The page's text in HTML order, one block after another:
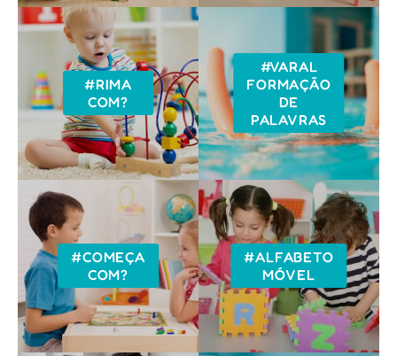
#RIMA
COM?
#VARAL
FORMAÇÃO
DE
PALAVRAS
#COMEÇA
COM?
#ALFABETO
MÓVEL